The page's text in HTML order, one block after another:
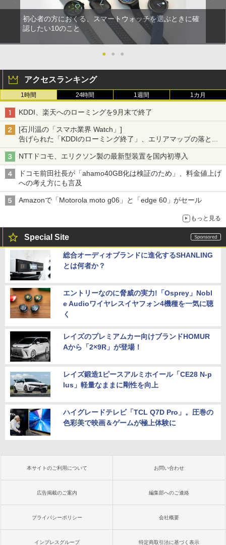
初心者の方におくる、スマートウォッチを選ぶときに確
認したい10のこと
● ● ●
アクセスランキング
1時間 24時間 1週間 1カ月
KDDI、楽天へのローミングを9月末で終了
[石川温の「スマホ業界 Watch」]
告げられた「KDDIのローミング終了」、エリアマップの落とし
穴と楽天モバイルの課題
NTTドコモ、エリクソン製の最新型装置を国内初導入
ドコモ前田社長が「ahamo40GB化は検証のため」、料金値上げ
への考え方にも言及
Amazonで「Motorola moto g06」と「edge 60」がセール
もっと見る
Special Site
総合オーディオブランドに進化するSHANLING
とは何者か？
エントリーなのに脅威の実力!「Osprey」Nobl
e Audioワイヤレスイヤフォン4機種を一気に聴
く
レイズのプレミアムカー向けブランドHOMUR
Aから「2×9R」が登場！
レイズ鍛造1ピースアルミホイール「CE28 N-p
lus」軽量なままに剛性を向上
ハイグレードテレビ「TCL Q7D Pro」。圧巻の
色彩美で映画＆ゲームが極上体験に
本サイトのご利用について お問い合わせ
広告掲載のご案内 編集部へのご連絡
プライバシーポリシー 会社概要
インプレスグループ 特定商取引法に基づく表示